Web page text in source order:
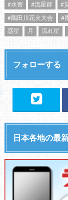
#水害
#流星群 #
#隅田川花火大会
#
惑星
月 流れ星
フォローする
日本各地の最